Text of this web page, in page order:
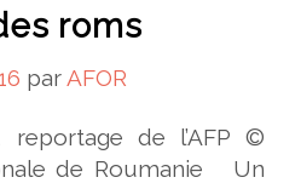
roms
par AFOR
reportage de l’AFP ©
de Roumanie Un